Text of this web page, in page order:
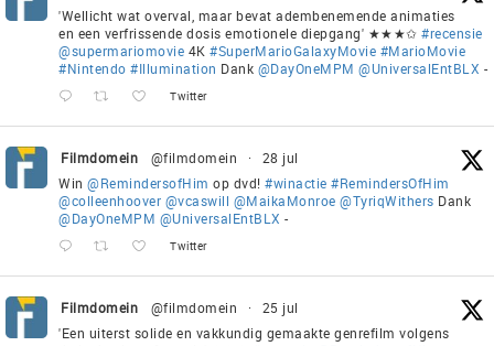
'Wellicht wat overval, maar bevat adembenemende animaties
en een verfrissende dosis emotionele diepgang' ★★★✩ #recensie
@supermariomovie 4K #SuperMarioGalaxyMovie #MarioMovie
#Nintendo #Illumination Dank @DayOneMPM @UniversalEntBLX -
Twitter
Filmdomein @filmdomein ·
28 jul
Win @RemindersofHim op dvd! #winactie #RemindersOfHim
@colleenhoover @vcaswill @MaikaMonroe @TyriqWithers Dank
@DayOneMPM @UniversalEntBLX -
Twitter
Filmdomein @filmdomein ·
25 jul
'Een uiterst solide en vakkundig gemaakte genrefilm volgens